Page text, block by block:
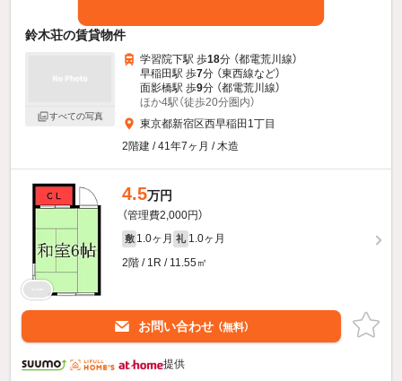
鈴木荘の賃貸物件
すべての写真
学習院下駅 歩18分 （都電荒川線）
早稲田駅 歩7分 （東西線など）
面影橋駅 歩9分 （都電荒川線）
ほか4駅（徒歩20分圏内）
東京都新宿区西早稲田1丁目
2階建 / 41年7ヶ月 / 木造
4.5万円
（管理費2,000円）
敷 1.0ヶ月 礼 1.0ヶ月
2階 / 1R / 11.55㎡
お問い合わせ （無料）
提供